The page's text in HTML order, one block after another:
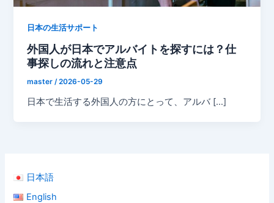
日本語
English
日本の生活サポート
外国人が日本でアルバイトを探すには？仕
事探しの流れと注意点
master /2026-05-29
日本で生活する外国人の方にとって、アルバ […]